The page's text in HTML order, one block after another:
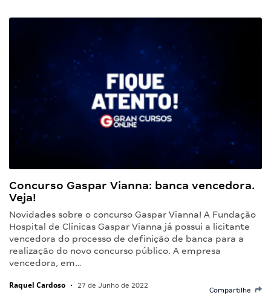
Concurso Gaspar Vianna: banca vencedora.
Veja!
Novidades sobre o concurso Gaspar Vianna! A Fundação
Hospital de Clínicas Gaspar Vianna já possui a licitante
vencedora do processo de definição de banca para a
realização do novo concurso público. A empresa
vencedora, em…
Raquel Cardoso • 27 de Junho de 2022
Compartilhe